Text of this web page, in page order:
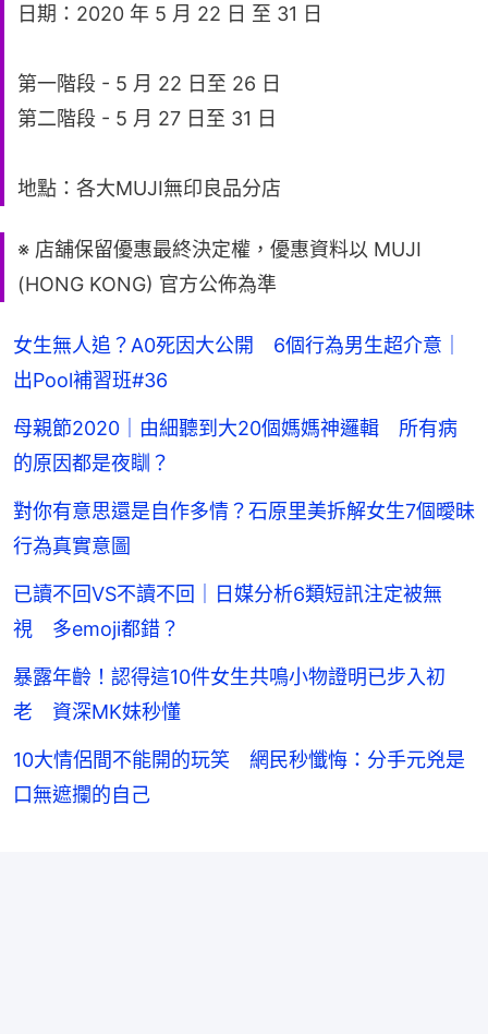
日期：2020 年 5 月 22 日 至 31 日
第一階段 - 5 月 22 日至 26 日
第二階段 - 5 月 27 日至 31 日
地點：各大MUJI無印良品分店
※ 店舖保留優惠最終決定權，優惠資料以 MUJI
(HONG KONG) 官方公佈為準
女生無人追？A0死因大公開 6個行為男生超介意｜
出Pool補習班#36
母親節2020｜由細聽到大20個媽媽神邏輯 所有病
的原因都是夜瞓？
對你有意思還是自作多情？石原里美拆解女生7個曖昧
行為真實意圖
已讀不回VS不讀不回｜日媒分析6類短訊注定被無
視 多emoji都錯？
暴露年齡！認得這10件女生共鳴小物證明已步入初
老 資深MK妹秒懂
10大情侶間不能開的玩笑 網民秒懺悔：分手元兇是
口無遮攔的自己